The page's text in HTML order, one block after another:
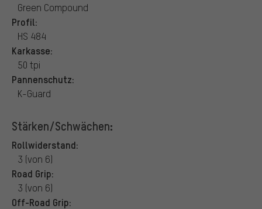
Green Compound
Profil:
HS 484
Karkasse:
50 tpi
Pannenschutz:
K-Guard
Stärken/Schwächen:
Rollwiderstand:
3 (von 6)
Road Grip:
3 (von 6)
Off-Road Grip: